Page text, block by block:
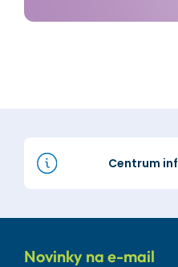
Centrum
Novinky na e-mail